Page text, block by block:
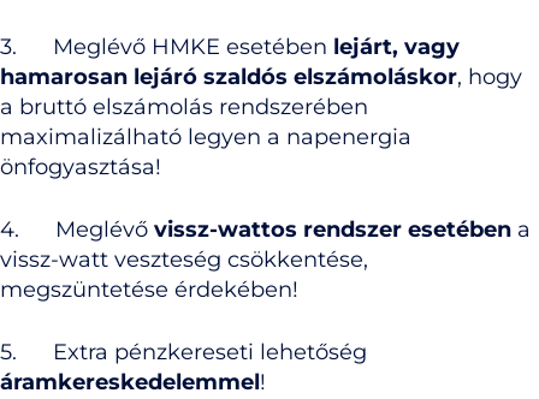
3. Meglévő HMKE esetében lejárt, vagy
hamarosan lejáró szaldós elszámoláskor, hogy
a bruttó elszámolás rendszerében
maximalizálható legyen a napenergia
önfogyasztása!
4. Meglévő vissz-wattos rendszer esetében a
vissz-watt veszteség csökkentése,
megszüntetése érdekében!
5. Extra pénzkereseti lehetőség
áramkereskedelemmel!